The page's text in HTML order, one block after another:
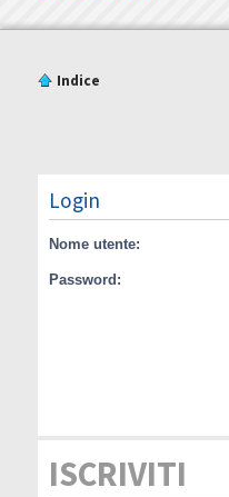
Indice
Login
Nome utente:
Password:
ISCRIVITI